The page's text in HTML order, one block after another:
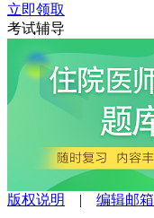
立即领取
考试辅导
版权说明 编辑邮箱